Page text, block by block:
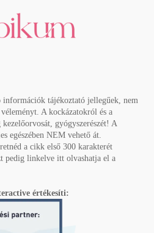
tájékoztató jellegűek, nem
A kockázatokról és a
gyógyszerészét! A
egészében NEM vehető át.
a cikk első 300 karakterét
pedig linkelve itt olvashatja el a
értékesíti: